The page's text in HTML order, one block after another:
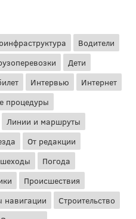
Водители
Дети
Интервью
Интернет
процедуры
Линии и маршруты
От редакции
Погода
Происшествия
навигации
Строительство